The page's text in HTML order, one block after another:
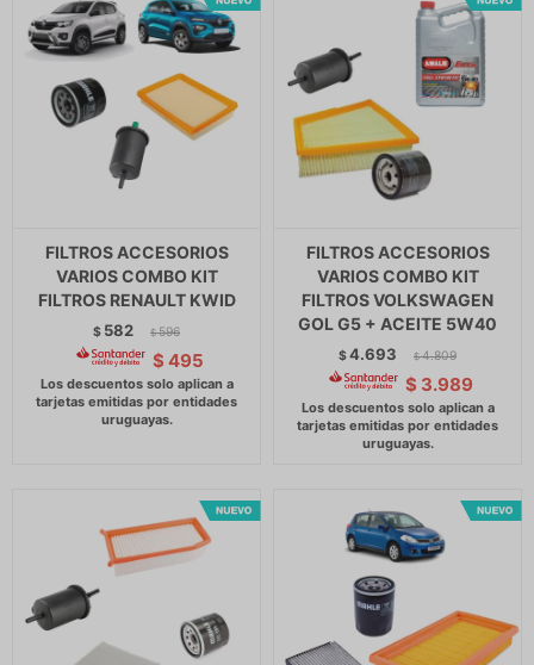
FILTROS ACCESORIOS
VARIOS COMBO KIT
FILTROS RENAULT KWID
$ 582 $ 596
$ 495
FILTROS ACCESORIOS
VARIOS COMBO KIT
FILTROS VOLKSWAGEN
GOL G5 + ACEITE 5W40
$4.693 $ 4.809
$ 3.989